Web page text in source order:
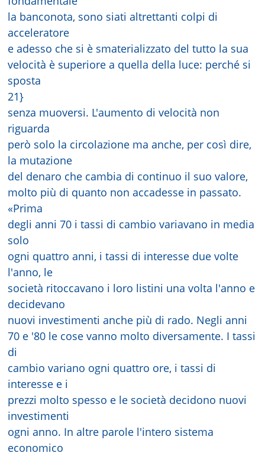
la banconota, sono siati altrettanti colpi di
acceleratore
e adesso che si è smaterializzato del tutto la sua
velocità è superiore a quella della luce: perché si
sposta
21}
senza muoversi. L'aumento di velocità non
riguarda
però solo la circolazione ma anche, per così dire,
la mutazione
del denaro che cambia di continuo il suo valore,
molto più di quanto non accadesse in passato.
«Prima
degli anni 70 i tassi di cambio variavano in media
solo
ogni quattro anni, i tassi di interesse due volte
l'anno, le
società ritoccavano i loro listini una volta l'anno e
decidevano
nuovi investimenti anche più di rado. Negli anni
70 e '80 le cose vanno molto diversamente. I tassi
di
cambio variano ogni quattro ore, i tassi di
interesse e i
prezzi molto spesso e le società decidono nuovi
investimenti
ogni anno. In altre parole l'intero sistema
economico